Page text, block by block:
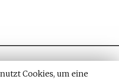
Cookies, um eine